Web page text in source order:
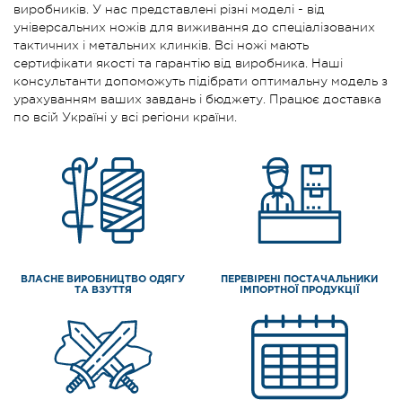
виробників. У нас представлені різні моделі - від
універсальних ножів для виживання до спеціалізованих
тактичних і метальних клинків. Всі ножі мають
сертифікати якості та гарантію від виробника. Наші
консультанти допоможуть підібрати оптимальну модель з
урахуванням ваших завдань і бюджету. Працює доставка
по всій Україні у всі регіони країни.
ВЛАСНЕ ВИРОБНИЦТВО ОДЯГУ
ТА ВЗУТТЯ
ПЕРЕВІРЕНІ ПОСТАЧАЛЬНИКИ
ІМПОРТНОЇ ПРОДУКЦІЇ